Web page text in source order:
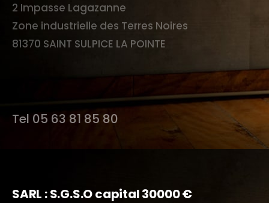
2 Impasse Lagazanne
Zone industrielle des Terres Noires
81370 SAINT SULPICE LA POINTE
Tel 05 63 81 85 80
SARL : S.G.S.O capital 30000 €